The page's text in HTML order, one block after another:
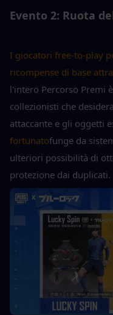
Evento 2: Ruota
I giocatori free-to-play
ricompense di base
l'intero Percorso Premi
collezionisti che
attaccante e gli oggetti
fortunatofunge da
ulteriori possibilità di
protezione dai duplicati.